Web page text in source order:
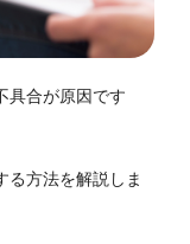
具合が原因です
る方法を解説しま